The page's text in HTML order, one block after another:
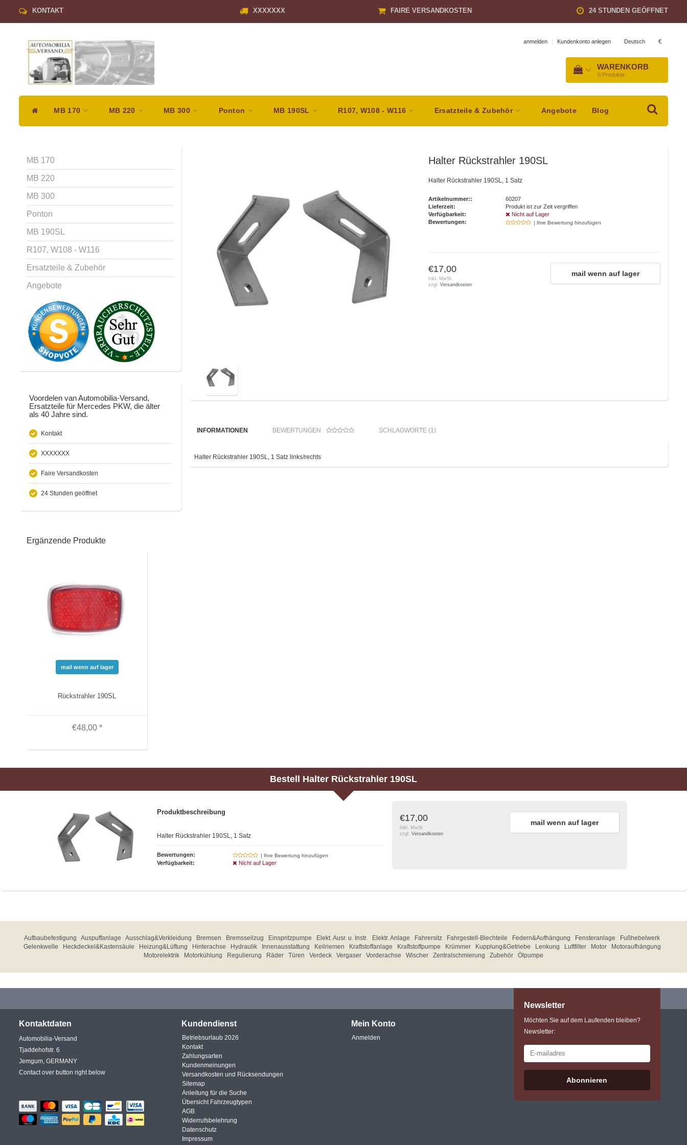
KONTAKT XXXXXXX FAIRE VERSANDKOSTEN 24 STUNDEN GEÖFFNET
anmelden | Kundenkonto anlegen Deutsch €
WARENKORB
0 Produkte
MB 170 MB 220 MB 300 Ponton MB 190SL R107, W108 - W116 Ersatzteile & Zubehör Angebote Blog
MB 170
MB 220
MB 300
Ponton
MB 190SL
R107, W108 - W116
Ersatzteile & Zubehör
Angebote
Voordelen van Automobilia-Versand,
Ersatzteile für Mercedes PKW, die älter
als 40 Jahre sind.
Kontakt
XXXXXXX
Faire Versandkosten
24 Stunden geöffnet
Halter Rückstrahler 190SL
Halter Rückstrahler 190SL, 1 Satz
Artikelnummer::
60207
Lieferzeit:
Produkt ist zur Zeit vergriffen
Verfügbarkeit:
Nicht auf Lager
Bewertungen:
| Ihre Bewertung hinzufügen
€17,00
Inkl. MwSt.
zzgl.Versandkosten
mail wenn auf lager
INFORMATIONEN BEWERTUNGEN SCHLAGWORTE (1)
Halter Rückstrahler 190SL, 1 Satz links/rechts
Ergänzende Produkte
mail wenn auf lager
Rückstrahler 190SL
€48,00 *
Bestell Halter Rückstrahler 190SL
Produktbeschreibung
Halter Rückstrahler 190SL, 1 Satz
Bewertungen: | Ihre Bewertung hinzufügen
Verfügbarkeit: Nicht auf Lager
€17,00
Inkl. MwSt.
zzgl. Versandkosten
mail wenn auf lager
Aufbaubefestigung Auspuffanlage Ausschlag&Verkleidung Bremsen Bremsseilzug Einspritzpumpe Elekt. Ausr. u. Instr. Elektr. Anlage Fahrersitz Fahrgestell-Blechteile Federn&Aufhängung Fensteranlage
Fußhebelwerk
Gelenkwelle
Heckdeckel&Kastensäule Heizung&Lüftung Hinterachse Hydraulik Innenausstattung Keilriemen Kraftstoffanlage Kraftstoffpumpe Krümmer Kupplung&Getriebe Lenkung Luftfilter Motor
Motoraufhängung
Motorelektrik
Motorkühlung Regulierung Räder Türen Verdeck Vergaser Vorderachse Wischer Zentralschmierung Zubehör Ölpumpe
Kontaktdaten
Automobilia-Versand
Tjaddehofstr. 6
Jemgum, GERMANY
Contact over button right below
Kundendienst
Betriebsurlaub 2026
Kontakt
Zahlungsarten
Kundenmeinungen
Versandkosten und Rücksendungen
Sitemap
Anleitung für die Suche
Übersicht Fahrzeugtypen
AGB
Widerrufsbelehrung
Datenschutz
Impressum
Mein Konto
Anmelden
Newsletter
Möchten Sie auf dem Laufenden bleiben?
Newsletter:
Abonnieren